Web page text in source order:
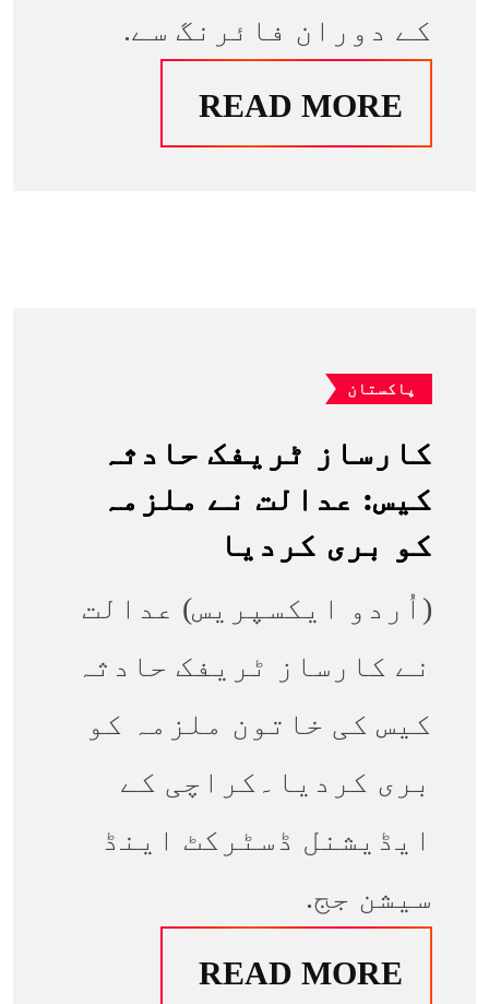
کے دوران فائرنگ سے.
READ MORE
پاکستان
کارساز ٹریفک حادثہ
کیس: عدالت نے ملزمہ
کو بری کردیا
(اُردو ایکسپریس) عدالت
نے کارساز ٹریفک حادثہ
کیس کی خاتون ملزمہ کو
بری کردیا۔کراچی کے
ایڈیشنل ڈسٹرکٹ اینڈ
سیشن جج.
READ MORE